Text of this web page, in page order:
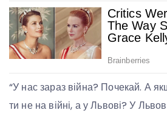
“У нас зараз війна? Почекай. А
ти не на війні, а у Львові? У